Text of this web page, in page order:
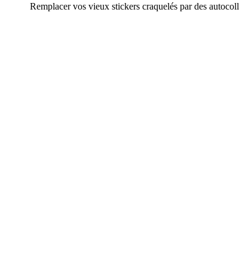
Remplacer vos vieux stickers craquelés par des